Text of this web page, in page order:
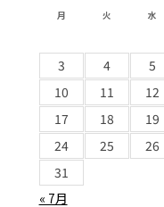
月 火 水
« 7月
3
4 5
10
11 12
17
18 19
24
25 26
31